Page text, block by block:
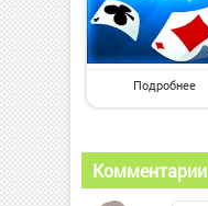
Подробнее
Комментарии